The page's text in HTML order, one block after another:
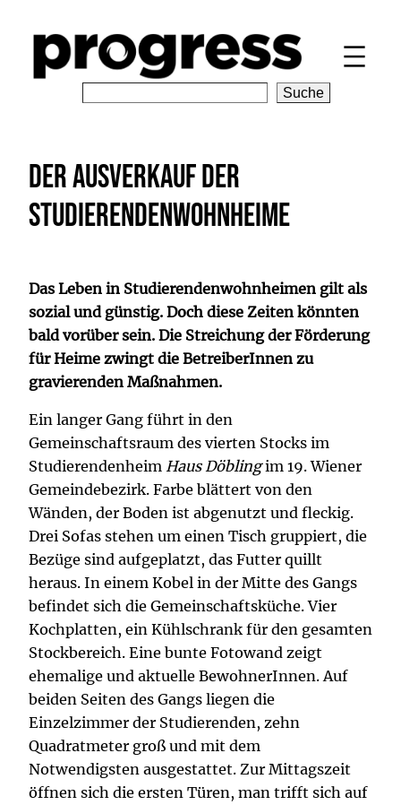
Inhalt
springen
c
h
Suche
Der Ausverkauf der
Studierendenwohnheime
Das Leben in Studierendenwohnheimen gilt als
sozial und günstig. Doch diese Zeiten könnten
bald vorüber sein. Die Streichung der Förderung
für Heime zwingt die BetreiberInnen zu
gravierenden Maßnahmen.
Ein langer Gang führt in den
Gemeinschaftsraum des vierten Stocks im
Studierendenheim Haus Döblingim 19. Wiener
Gemeindebezirk. Farbe blättert von den
Wänden, der Boden ist abgenutzt und fleckig.
Drei Sofas stehen um einen Tisch gruppiert, die
Bezüge sind aufgeplatzt, das Futter quillt
heraus. In einem Kobel in der Mitte des Gangs
befindet sich die Gemeinschaftsküche. Vier
Kochplatten, ein Kühlschrank für den gesamten
Stockbereich. Eine bunte Fotowand zeigt
ehemalige und aktuelle BewohnerInnen. Auf
beiden Seiten des Gangs liegen die
Einzelzimmer der Studierenden, zehn
Quadratmeter groß und mit dem
Notwendigsten ausgestattet. Zur Mittagszeit
öffnen sich die ersten Türen, man trifft sich auf